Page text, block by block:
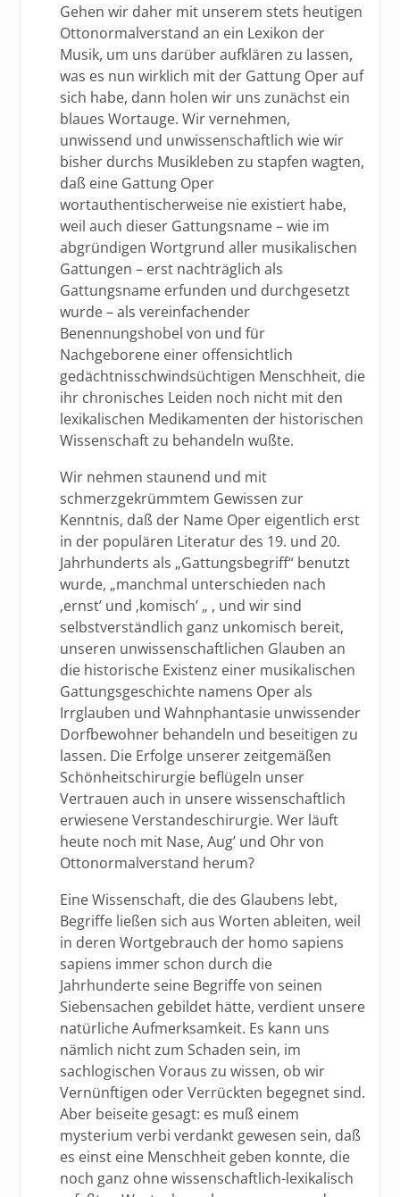
Gehen wir daher mit unserem stets heutigen
Ottonormalverstand an ein Lexikon der
Musik, um uns darüber aufklären zu lassen,
was es nun wirklich mit der Gattung Oper auf
sich habe, dann holen wir uns zunächst ein
blaues Wortauge. Wir vernehmen,
unwissend und unwissenschaftlich wie wir
bisher durchs Musikleben zu stapfen wagten,
daß eine Gattung Oper
wortauthentischerweise nie existiert habe,
weil auch dieser Gattungsname – wie im
abgründigen Wortgrund aller musikalischen
Gattungen – erst nachträglich als
Gattungsname erfunden und durchgesetzt
wurde – als vereinfachender
Benennungshobel von und für
Nachgeborene einer offensichtlich
gedächtnisschwindsüchtigen Menschheit, die
ihr chronisches Leiden noch nicht mit den
lexikalischen Medikamenten der historischen
Wissenschaft zu behandeln wußte.
Wir nehmen staunend und mit
schmerzgekrümmtem Gewissen zur
Kenntnis, daß der Name Oper eigentlich erst
in der populären Literatur des 19. und 20.
Jahrhunderts als „Gattungsbegriff“ benutzt
wurde, „manchmal unterschieden nach
‚ernst’ und ‚komisch’ „ , und wir sind
selbstverständlich ganz unkomisch bereit,
unseren unwissenschaftlichen Glauben an
die historische Existenz einer musikalischen
Gattungsgeschichte namens Oper als
Irrglauben und Wahnphantasie unwissender
Dorfbewohner behandeln und beseitigen zu
lassen. Die Erfolge unserer zeitgemäßen
Schönheitschirurgie beflügeln unser
Vertrauen auch in unsere wissenschaftlich
erwiesene Verstandeschirurgie. Wer läuft
heute noch mit Nase, Aug’ und Ohr von
Ottonormalverstand herum?
Eine Wissenschaft, die des Glaubens lebt,
Begriffe ließen sich aus Worten ableiten, weil
in deren Wortgebrauch der homo sapiens
sapiens immer schon durch die
Jahrhunderte seine Begriffe von seinen
Siebensachen gebildet hätte, verdient unsere
natürliche Aufmerksamkeit. Es kann uns
nämlich nicht zum Schaden sein, im
sachlogischen Voraus zu wissen, ob wir
Vernünftigen oder Verrückten begegnet sind.
Aber beiseite gesagt: es muß einem
mysterium verbi verdankt gewesen sein, daß
es einst eine Menschheit geben konnte, die
noch ganz ohne wissenschaftlich-lexikalisch